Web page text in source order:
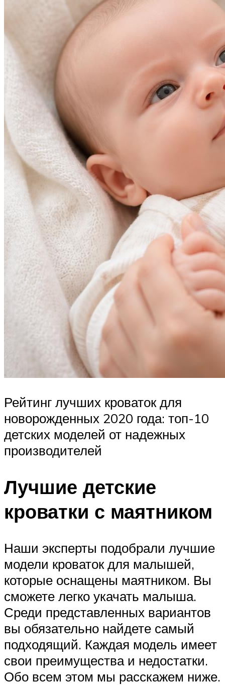
Рейтинг лучших кроваток для
новорожденных 2020 года: топ-10
детских моделей от надежных
производителей
Лучшие детские
кроватки с маятником
Наши эксперты подобрали лучшие
модели кроваток для малышей,
которые оснащены маятником. Вы
сможете легко укачать малыша.
Среди представленных вариантов
вы обязательно найдете самый
подходящий. Каждая модель имеет
свои преимущества и недостатки.
Обо всем этом мы расскажем ниже.